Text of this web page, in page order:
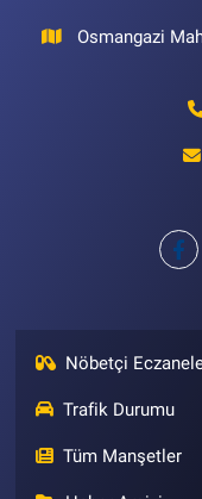
Osmangazi
Nöbetçi
Trafik Durumu
Tüm Manşetler